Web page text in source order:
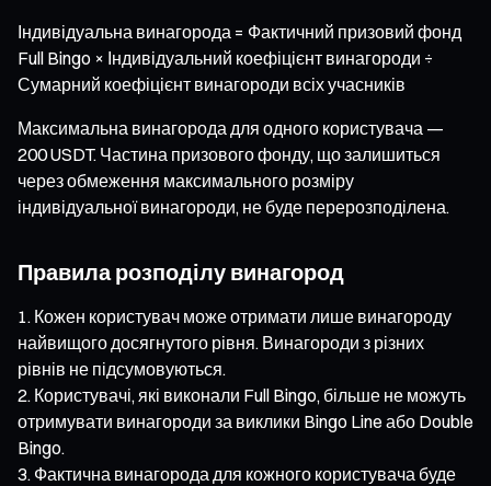
Індивідуальна винагорода = Фактичний призовий фонд
Full Bingo × Індивідуальний коефіцієнт винагороди ÷
Сумарний коефіцієнт винагороди всіх учасників
Максимальна винагорода для одного користувача —
200 USDT. Частина призового фонду, що залишиться
через обмеження максимального розміру
індивідуальної винагороди, не буде перерозподілена.
Правила розподілу винагород
Кожен користувач може отримати лише винагороду
найвищого досягнутого рівня. Винагороди з різних
рівнів не підсумовуються.
Користувачі, які виконали Full Bingo, більше не можуть
отримувати винагороди за виклики Bingo Line або Double
Bingo.
Фактична винагорода для кожного користувача буде